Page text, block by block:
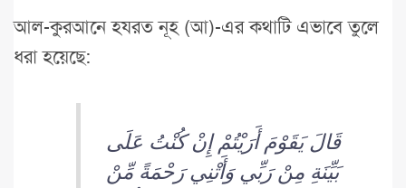
আল-কুরআনে হযরত নূহ (আ)-এর কথাটি এভাবে তুলে
ধরা হয়েছে:
قَالَ يَقَوْمَ أَرَيْتُمْ إِنْ كُنْتُ عَلَى
بَيِّنَةِ مِنْ رَبِّي وَأَتْنِي رَحْمَةً مِّنْ